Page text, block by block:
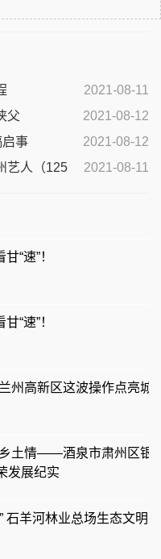
2021-08-11
2021-08-12
父
2021-08-12
启事
2021-08-11
艺人（125
“速”！
“速”！
州高新区这波操作点亮城
土情——酒泉市肃州区银
发展纪实
石羊河林业总场生态文明建